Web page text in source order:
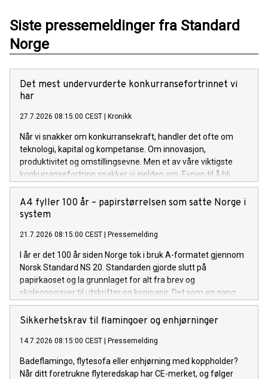
Siste pressemeldinger fra Standard
Norge
Det mest undervurderte konkurransefortrinnet vi
har
27.7.2026 08:15:00 CEST | Kronikk
Når vi snakker om konkurransekraft, handler det ofte om
teknologi, kapital og kompetanse. Om innovasjon,
produktivitet og omstillingsevne. Men et av våre viktigste
konkurransefortrinn snakker vi sjelden om. Evnen til å bli
enige.
A4 fyller 100 år – papirstørrelsen som satte Norge i
system
21.7.2026 08:15:00 CEST | Pressemelding
I år er det 100 år siden Norge tok i bruk A-formatet gjennom
Norsk Standard NS 20. Standarden gjorde slutt på
papirkaoset og la grunnlaget for alt fra brev og
skoleoppgaver til utskrifter og kopipapir. Det som en gang
var en liten revolusjon på kontoret, er i dag en selvfølge.
Sikkerhetskrav til flamingoer og enhjørninger
14.7.2026 08:15:00 CEST | Pressemelding
Badeflamingo, flytesofa eller enhjørning med koppholder?
Når ditt foretrukne flyteredskap har CE-merket, og følger